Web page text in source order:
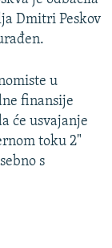
Dmitri Peskov
u
finansije
će usvajanje
toku 2"
s